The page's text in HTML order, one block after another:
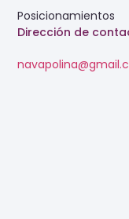
Dirección de
Posicionamientos